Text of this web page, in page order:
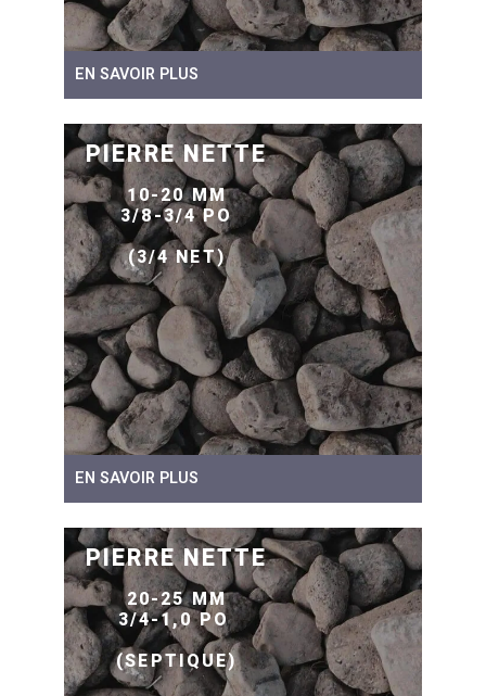
EN SAVOIR PLUS
PIERRE NETTE
10-20 MM
3/8-3/4 PO
(3/4 NET)
EN SAVOIR PLUS
PIERRE NETTE
20-25 MM
3/4-1,0 PO
(SEPTIQUE)